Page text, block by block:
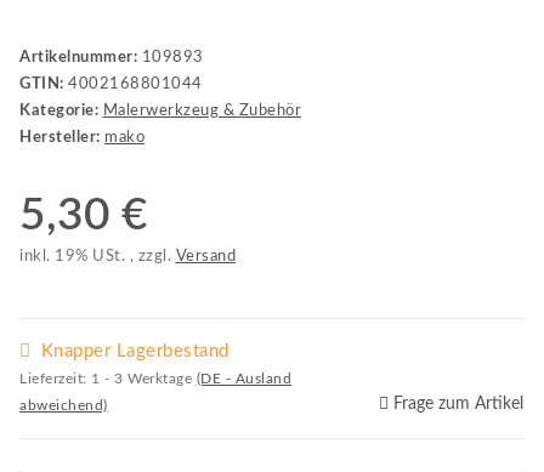
Artikelnummer: 109893
GTIN: 4002168801044
Kategorie: Malerwerkzeug & Zubehör
Hersteller: mako
5,30 €
inkl. 19% USt. , zzgl. Versand
Knapper Lagerbestand
Lieferzeit: 1 - 3 Werktage (DE - Ausland
abweichend)
Frage zum Artikel